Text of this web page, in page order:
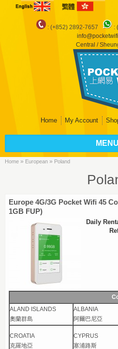
: (+852) 2892-7657 :
Central /
Home My Account
MENU
Home » European » Poland
Europe 4G/3G Pocket Wifi 45
1GB FUP)
Daily
ALAND ISLANDS
奧蘭群島
ALBANIA
阿爾巴尼亞
CROATIA
克羅地亞
CYPRUS
塞浦路斯